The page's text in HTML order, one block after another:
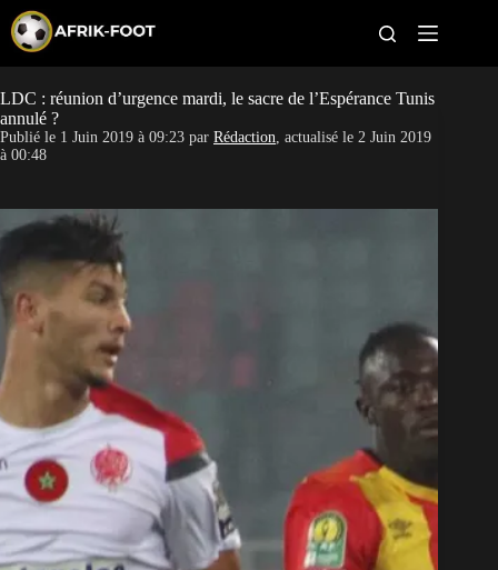
p
t
o
c
o
e
n
CAN féminine
Pays
Paris sportifs
LDC : réunion d’urgence mardi, le sacre de l’Espérance Tunis
annulé ?
Publié le 1 Juin 2019 à 09:23 par Rédaction, actualisé le 2 Juin 2019
à 00:48